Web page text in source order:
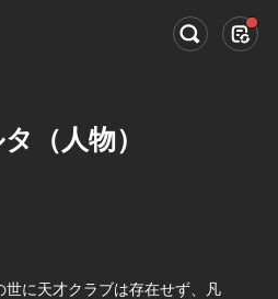
（人物）
に天才クラブは存在せず、凡